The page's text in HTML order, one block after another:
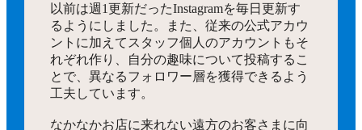
以前は週1更新だったInstagramを毎日更新す
るようにしました。また、従来の公式アカウ
ントに加えてスタッフ個人のアカウントもそ
れぞれ作り、自分の趣味について投稿するこ
とで、異なるフォロワー層を獲得できるよう
工夫しています。
なかなかお店に来れない遠方のお客さまに向